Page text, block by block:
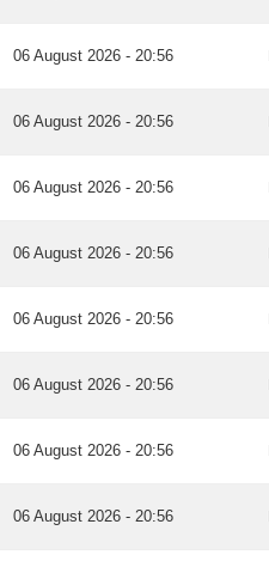
06 August 2026 - 20:56
06 August 2026 - 20:56
06 August 2026 - 20:56
06 August 2026 - 20:56
06 August 2026 - 20:56
06 August 2026 - 20:56
06 August 2026 - 20:56
06 August 2026 - 20:56